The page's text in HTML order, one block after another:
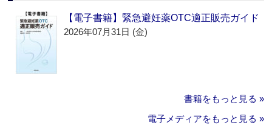
【電子書籍】緊急避妊薬OTC適正販売ガイド
2026年07月31日 (金)
書籍をもっと見る »
電子メディアをもっと見る »